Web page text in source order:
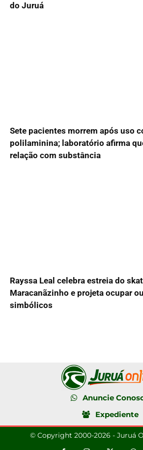
do Juruá
Sete pacientes morrem após uso
polilaminina; laboratório afirma
relação com substância
Rayssa Leal celebra estreia do
Maracanãzinho e projeta ocupar
simbólicos
Anuncie
Expediente
© Copyright 2000-2026 - Juruá